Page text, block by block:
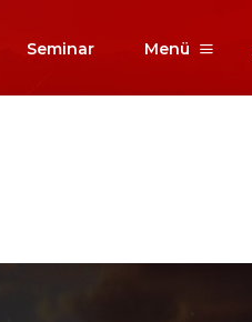
Seminar Menü